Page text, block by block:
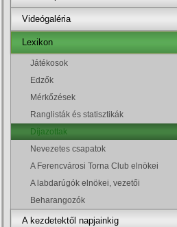
Videógaléria
Lexikon
Játékosok
Edzők
Mérkőzések
Ranglisták és statisztikák
Dí­jazottak
Nevezetes csapatok
A Ferencvárosi Torna Club elnökei
A labdarúgók elnökei, vezetői
Beharangozók
A kezdetektől napjainkig